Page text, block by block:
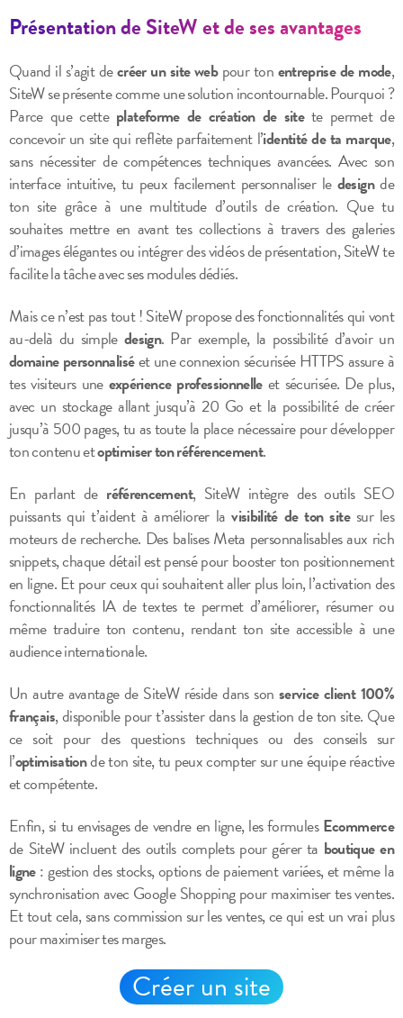
Présentation de SiteW et de ses avantages
Quand il s’agit decréer un site webpour tonentreprise de mode,
SiteW se présente comme une solution incontournable. Pourquoi ?
Parce que cette plateforme de création de sitete permet de
concevoir un site qui reflète parfaitement l’identité de ta marque,
sans nécessiter de compétences techniques avancées. Avec son
interface intuitive, tu peux facilement personnaliser le designde
ton site grâce à une multitude d’outils de création. Que tu
souhaites mettre en avant tes collections à travers des galeries
d’images élégantes ou intégrer des vidéos de présentation, SiteW te
facilite la tâche avec ses modules dédiés.
Mais ce n’est pas tout ! SiteW propose des fonctionnalités qui vont
au-delà du simple design. Par exemple, la possibilité d’avoir un
domaine personnaliséet une connexion sécurisée HTTPS assure à
tes visiteurs une expérience professionnelleet sécurisée. De plus,
avec un stockage allant jusqu’à 20 Go et la possibilité de créer
jusqu’à 500 pages, tu as toute la place nécessaire pour développer
ton contenu etoptimiser ton référencement.
En parlant de référencement, SiteW intègre des outils SEO
puissants qui t’aident à améliorer lavisibilité de ton sitesur les
moteurs de recherche. Des balises Meta personnalisables aux rich
snippets, chaque détail est pensé pour booster ton positionnement
en ligne. Et pour ceux qui souhaitent aller plus loin, l’activation des
fonctionnalités IA de textes te permet d’améliorer, résumer ou
même traduire ton contenu, rendant ton site accessible à une
audience internationale.
Un autre avantage de SiteW réside dans son service client 100%
français, disponible pour t’assister dans la gestion de ton site. Que
ce soit pour des questions techniques ou des conseils sur
l’optimisationde ton site, tu peux compter sur une équipe réactive
et compétente.
Enfin, si tu envisages de vendre en ligne, les formulesEcommerce
de SiteW incluent des outils complets pour gérer ta boutique en
ligne: gestion des stocks, options de paiement variées, et même la
synchronisation avec Google Shopping pour maximiser tes ventes.
Et tout cela, sans commission sur les ventes, ce qui est un vrai plus
pour maximiser tes marges.
Créer un site